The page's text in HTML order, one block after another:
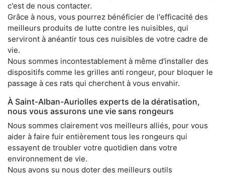
c'est de nous contacter.
Grâce à nous, vous pourrez bénéficier de l'efficacité des
meilleurs produits de lutte contre les nuisibles, qui
serviront à anéantir tous ces nuisibles de votre cadre de
vie.
Nous sommes incontestablement à même d'installer des
dispositifs comme les grilles anti rongeur, pour bloquer le
passage à ces rats qui cherchent à vous envahir.
À Saint-Alban-Auriolles experts de la dératisation,
nous vous assurons une vie sans rongeurs
Nous sommes clairement vos meilleurs alliés, pour vous
aider à faire fuir entièrement tous les rongeurs qui
essayent de troubler votre quotidien dans votre
environnement de vie.
Nous avons su nous doter des meilleurs outils